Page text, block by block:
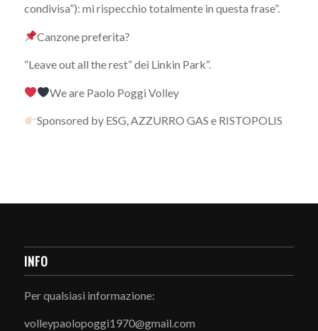
condivisa”): mi rispecchio totalmente in questa frase”.
Canzone preferita?
“Leave out all the rest” dei Linkin Park”.
We are Paolo Poggi Volley
Sponsored by ESG, AZZURRO GAS e RISTOPOLIS
INFO
Per qualsiasi informazione:
volleypaolopoggi1970@gmail.com